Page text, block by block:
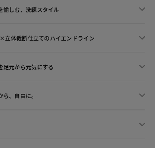
愉しむ、洗練スタイル
立体裁断仕立てのハイエンドライン
足元から元気にする
、 自由に。